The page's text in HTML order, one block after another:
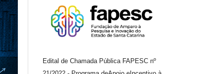
Edital de Chamada Pública FAPESC nº